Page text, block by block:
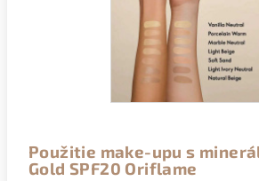
Použitie make-upu s
Gold SPF20 Oriflame